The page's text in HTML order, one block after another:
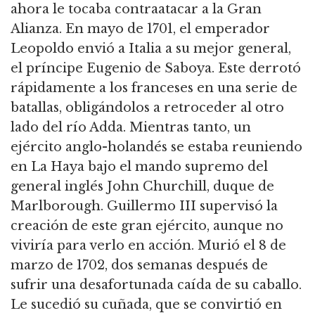
ahora le tocaba contraatacar a la Gran
Alianza. En mayo de 1701, el emperador
Leopoldo envió a Italia a su mejor general,
el príncipe Eugenio de Saboya. Este derrotó
rápidamente a los franceses en una serie de
batallas, obligándolos a retroceder al otro
lado del río Adda. Mientras tanto, un
ejército anglo-holandés se estaba reuniendo
en La Haya bajo el mando supremo del
general inglés John Churchill, duque de
Marlborough. Guillermo III supervisó la
creación de este gran ejército, aunque no
viviría para verlo en acción. Murió el 8 de
marzo de 1702, dos semanas después de
sufrir una desafortunada caída de su caballo.
Le sucedió su cuñada, que se convirtió en